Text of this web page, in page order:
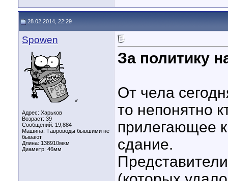
28.02.2014, 22:29
Spowen
♂
Адрес: Харьков
Возраст: 39
Сообщений: 19,884
Машина: Тавроводы бывшими не
бывают
Длина: 138910мкм
Диаметр: 46мм
За политику
От чела
то непонятно
прилегающее
сдание.